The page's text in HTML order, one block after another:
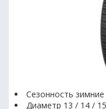
Сезонность зимние
Диаметр 13 / 14 /